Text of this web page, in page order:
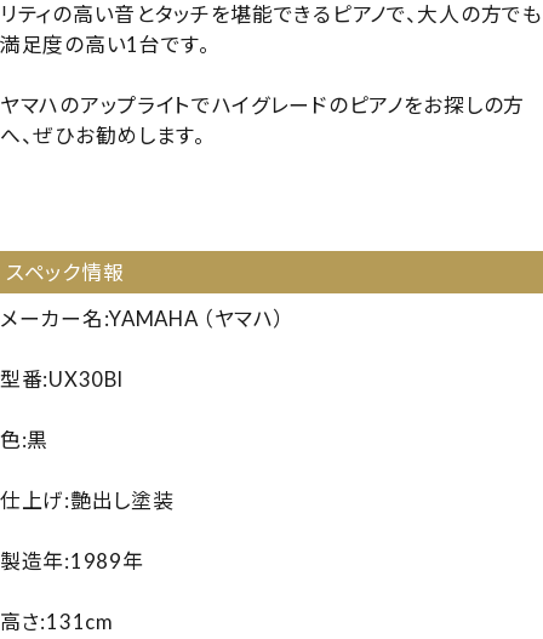
リティの高い音とタッチを堪能できるピアノで、大人の方でも
満足度の高い1台です。
ヤマハのアップライトでハイグレードのピアノをお探しの方
へ、ぜひお勧めします。
スペック情報
メーカー名:YAMAHA （ヤマハ）
型番:UX30Bl
色:黒
仕上げ:艶出し塗装
製造年:1989年
高さ:131cm